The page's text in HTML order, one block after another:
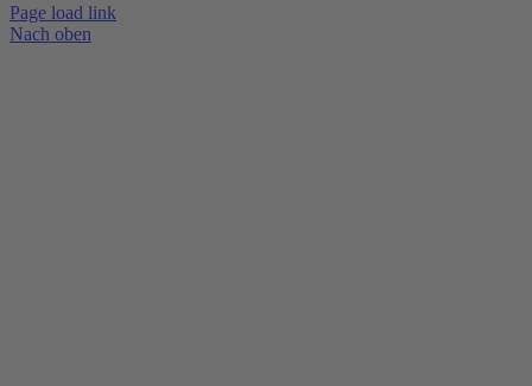
Page load link
Nach oben